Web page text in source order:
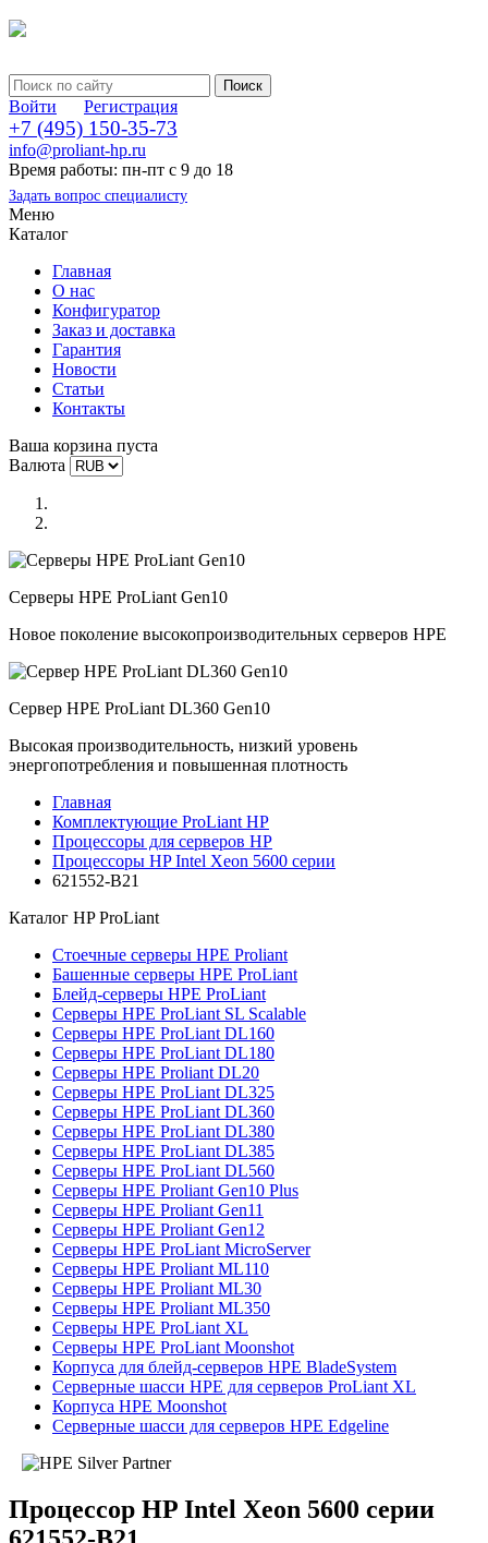
Войти Регистрация
+7 (495) 150-35-73
info@proliant-hp.ru
Время работы: пн-пт с 9 до 18
Задать вопрос специалисту
Меню
Каталог
Главная
О нас
Конфигуратор
Заказ и доставка
Гарантия
Новости
Статьи
Контакты
Ваша корзина пуста
Валюта
Серверы HPE ProLiant Gen10
Новое поколение высокопроизводительных серверов HPE
Сервер HPE ProLiant DL360 Gen10
Высокая производительность, низкий уровень
энергопотребления и повышенная плотность
Главная
Комплектующие ProLiant HP
Процессоры для серверов HP
Процессоры HP Intel Xeon 5600 серии
621552-B21
Каталог HP ProLiant
Стоечные серверы HPE Proliant
Башенные серверы HPE ProLiant
Блейд-серверы HPE ProLiant
Серверы HPE ProLiant SL Scalable
Серверы HPE ProLiant DL160
Серверы HPE ProLiant DL180
Серверы HPE Proliant DL20
Серверы HPE ProLiant DL325
Серверы HPE ProLiant DL360
Серверы HPE ProLiant DL380
Серверы HPE ProLiant DL385
Серверы HPE ProLiant DL560
Серверы HPE Proliant Gen10 Plus
Серверы HPE Proliant Gen11
Серверы HPE Proliant Gen12
Серверы HPE ProLiant MicroServer
Серверы HPE Proliant ML110
Серверы HPE Proliant ML30
Серверы HPE Proliant ML350
Серверы HPE ProLiant XL
Серверы HPE ProLiant Moonshot
Корпуса для блейд-серверов HPE BladeSystem
Серверные шасси HPE для серверов ProLiant XL
Корпуса HPE Moonshot
Серверные шасси для серверов HPE Edgeline
Процессор HP Intel Xeon 5600 серии